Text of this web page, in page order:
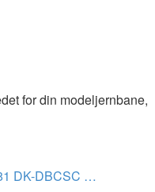
for din modeljernbane,
DK-DBCSC …